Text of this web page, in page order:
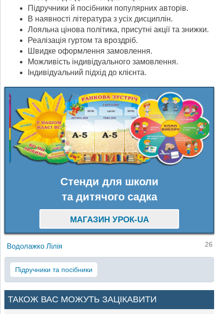
Підручники й посібники популярних авторів.
В наявності література з усіх дисциплін.
Лояльна цінова політика, присутні акції та знижки.
Реалізація гуртом та вроздріб.
Швидке оформлення замовлення.
Можливість індивідуального замовлення.
Індивідуальний підхід до клієнта.
Стенди для школи
та дитячого садка
МАГАЗИН УРОК-UA
Водолажко Лілія 26
Підручники та посібники
ТАКОЖ ВАС МОЖУТЬ ЗАЦІКАВИТИ